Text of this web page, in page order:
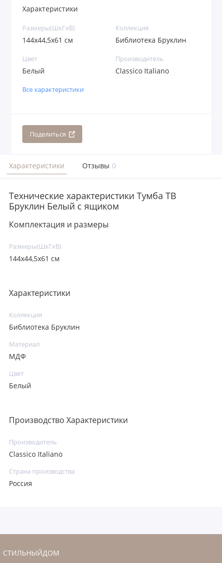
Характеристики
Размеры(ШxГxВ)
144х44,5х61 см
Коллекция
Библиотека Бруклин
Цвет
Белый
Производитель
Classico Italiano
Все характеристики
Поделиться
Характеристики Отзывы 0
Технические характеристики Тумба ТВ
Бруклин Белый с ящиком
Комплектация и размеры
Размеры(ШxГxВ)
144х44,5х61 см
Характеристики
Коллекция
Библиотека Бруклин
Материал
МДФ
Цвет
Белый
Производство Характеристики
Производитель
Classico Italiano
Страна производства
Россия
СТИЛЬНЫЙДОМ